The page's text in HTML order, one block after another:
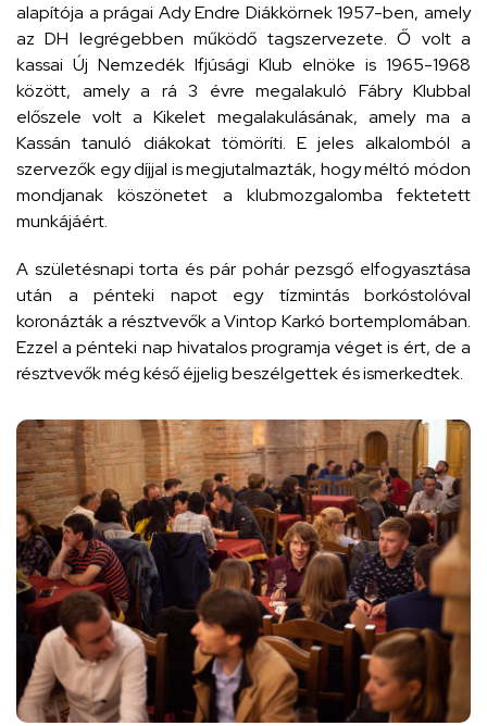
alapítója a prágai Ady Endre Diákkörnek 1957-ben, amely
az DH legrégebben működő tagszervezete. Ő volt a
kassai Új Nemzedék Ifjúsági Klub elnöke is 1965-1968
között, amely a rá 3 évre megalakuló Fábry Klubbal
előszele volt a Kikelet megalakulásának, amely ma a
Kassán tanuló diákokat tömöríti. E jeles alkalomból a
szervezők egy díjjal is megjutalmazták, hogy méltó módon
mondjanak köszönetet a klubmozgalomba fektetett
munkájáért.
A születésnapi torta és pár pohár pezsgő elfogyasztása
után a pénteki napot egy tízmintás borkóstolóval
koronázták a résztvevők a Vintop Karkó bortemplomában.
Ezzel a pénteki nap hivatalos programja véget is ért, de a
résztvevők még késő éjjelig beszélgettek és ismerkedtek.